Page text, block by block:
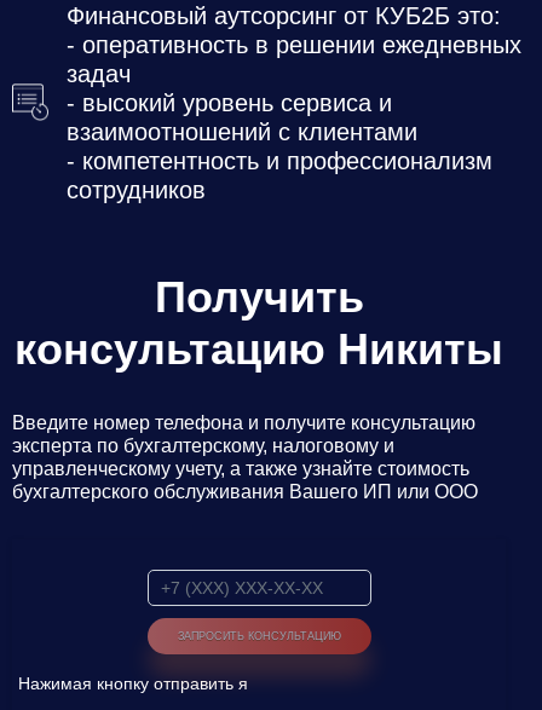
Финансовый аутсорсинг от КУБ2Б это:
- оперативность в решении ежедневных
задач
- высокий уровень сервиса и
взаимоотношений с клиентами
- компетентность и профессионализм
сотрудников
Получить
консультацию Никиты
Введите номер телефона и получите консультацию
эксперта по бухгалтерскому, налоговому и
управленческому учету, а также узнайте стоимость
бухгалтерского обслуживания Вашего ИП или ООО
Нажимая кнопку отправить я